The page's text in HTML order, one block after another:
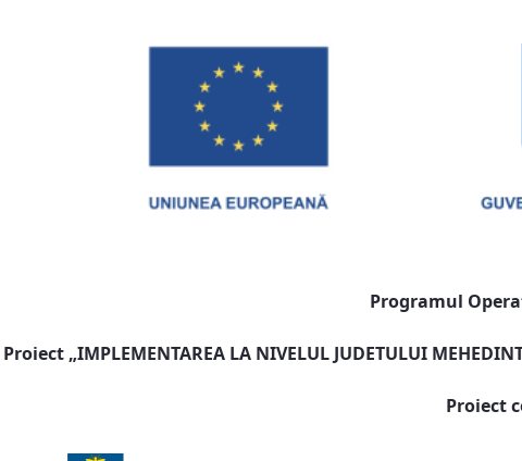
Programul
Proiect „IMPLEMENTAREA LA NIVELUL JUDETULUI
Proiect